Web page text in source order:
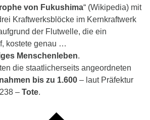
von Fukushima“ (Wikipedia) mit
Kraftwerksblöcke im Kernkraftwerk
der Flutwelle, die ein
kostete genau …
Menschenleben.
die staatlicherseits angeordneten
bis zu 1.600 – laut Präfektur
– Tote.